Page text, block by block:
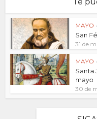
MAYO •
San
31 de
MAYO •
Santa
mayo
30 de